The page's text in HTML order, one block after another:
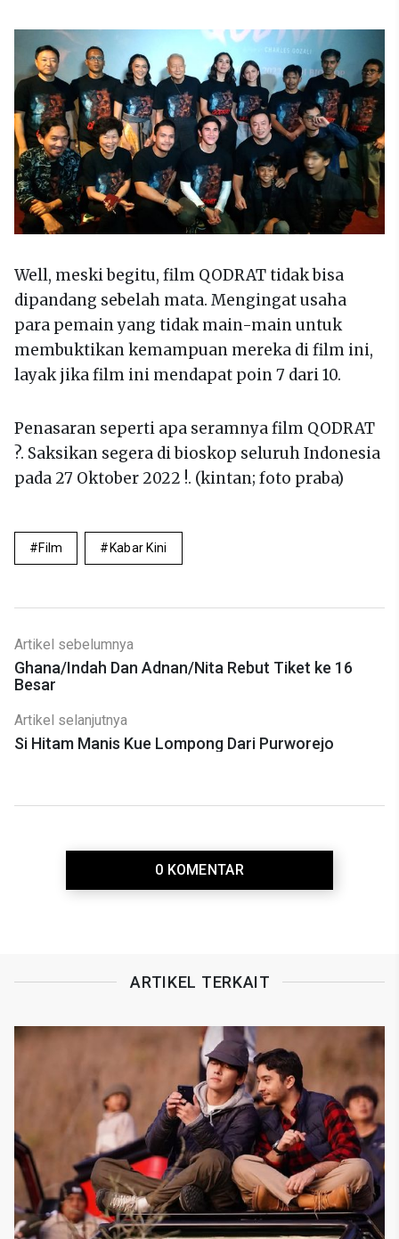
Well, meski begitu, film QODRAT tidak bisa
dipandang sebelah mata. Mengingat usaha
para pemain yang tidak main-main untuk
membuktikan kemampuan mereka di film ini,
layak jika film ini mendapat poin 7 dari 10.
Penasaran seperti apa seramnya film QODRAT
?. Saksikan segera di bioskop seluruh Indonesia
pada 27 Oktober 2022 !. (kintan; foto praba)
Film Kabar Kini
Artikel sebelumnya
Ghana/Indah Dan Adnan/Nita Rebut Tiket ke 16
Besar
Artikel selanjutnya
Si Hitam Manis Kue Lompong Dari Purworejo
0 KOMENTAR
ARTIKEL TERKAIT